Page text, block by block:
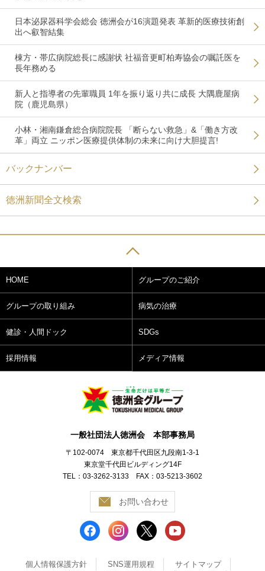
日本泌尿器科学会総会 徳洲会が16演題発表 革新的医療技術創
出へ叡智結集
棟方・帯広病院総長に感謝状 社福音更町柏寿協会の嘱託医を
長年務める
新人と指導者の先輩職員 1年を振り返り共に成長 大隅鹿屋病
院（鹿児島県）
小林・湘南鎌倉総合病院院長 「断らない救急」&「働き方改
革」両立 ニッポン医療提供体制の未来に向け大胆提言!
バックナンバー
徳洲新聞全文検索
HOME グループのご紹介
グループの取り組み 病気の治療
健診・人間ドック SDGs
採用情報 メディア情報
一般社団法人徳洲会 本部事務局
〒102-0074 東京都千代田区九段南1-3-1
東京堂千代田ビルディング14F
TEL：03-3262-3133 FAX：03-5213-3602
お問い合わせ
個人情報保護方針 SNS運用規程 サイトマップ